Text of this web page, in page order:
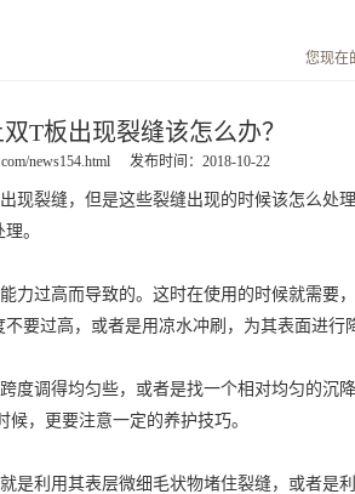
您现在
T板出现裂缝该怎么办？
news154.html 发布时间：2018-10-22
现裂缝，但是这些裂缝出现的时候该怎么处
。
力过高而导致的。这时在使用的时候就需要
要过高，或者是用凉水冲刷，为其表面进行
度调得均匀些，或者是找一个相对均匀的沉
，更要注意一定的养护技巧。
是利用其表层微细毛状物堵住裂缝，或者是